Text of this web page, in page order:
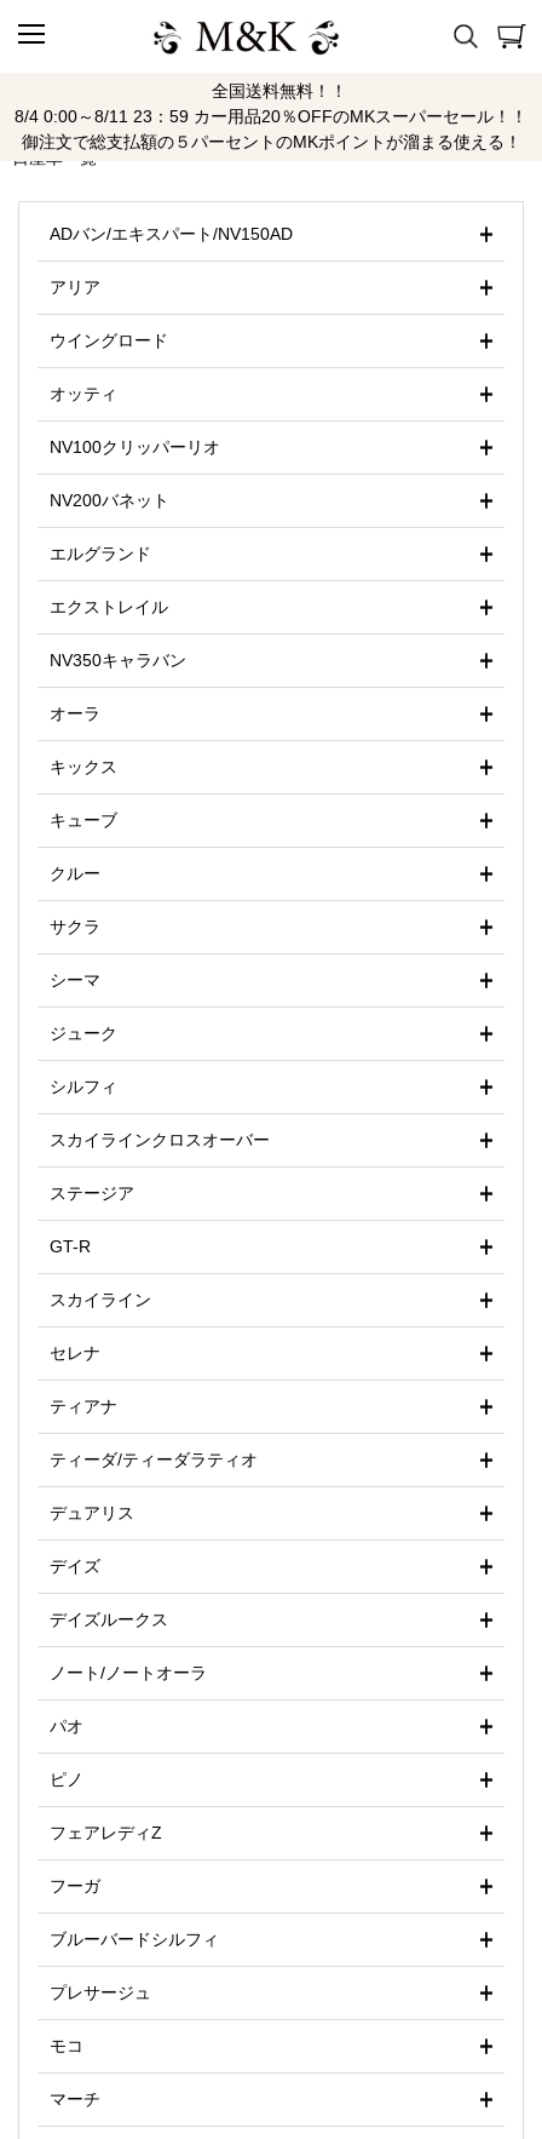
全国送料無料！！
8/4 0:00～8/11 23：59 カー用品20％OFFのMKスーパーセール！！
御注文で総支払額の５パーセントのMKポイントが溜まる使える！
ニッサン
日産車一覧
ADバン/エキスパート/NV150AD
アリア
ウイングロード
オッティ
NV100クリッパーリオ
NV200バネット
エルグランド
エクストレイル
NV350キャラバン
オーラ
キックス
キューブ
クルー
サクラ
シーマ
ジューク
シルフィ
スカイラインクロスオーバー
ステージア
GT-R
スカイライン
セレナ
ティアナ
ティーダ/ティーダラティオ
デュアリス
デイズ
デイズルークス
ノート/ノートオーラ
パオ
ピノ
フェアレディZ
フーガ
ブルーバードシルフィ
プレサージュ
モコ
マーチ